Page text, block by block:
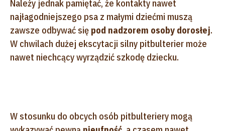
Należy jednak pamiętać, że kontakty nawet
najłagodniejszego psa z małymi dziećmi muszą
zawsze odbywać się pod nadzorem osoby dorosłej.
W chwilach dużej ekscytacji silny pitbulterier może
nawet niechcący wyrządzić szkodę dziecku.
W stosunku do obcych osób pitbulteriery mogą